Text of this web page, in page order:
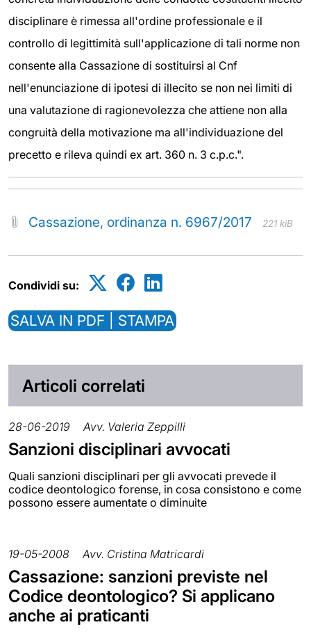
disciplinare è rimessa all'ordine professionale e il
controllo di legittimità sull'applicazione di tali norme non
consente alla Cassazione di sostituirsi al Cnf
nell'enunciazione di ipotesi di illecito se non nei limiti di
una valutazione di ragionevolezza che attiene non alla
congruità della motivazione ma all'individuazione del
precetto e rileva quindi ex art. 360 n. 3 c.p.c.".
Cassazione, ordinanza n. 6967/2017 221 kiB
Condividi su:
SALVA IN PDF | STAMPA
Articoli correlati
28-06-2019 Avv. Valeria Zeppilli
Sanzioni disciplinari avvocati
Quali sanzioni disciplinari per gli avvocati prevede il
codice deontologico forense, in cosa consistono e come
possono essere aumentate o diminuite
19-05-2008 Avv. Cristina Matricardi
Cassazione: sanzioni previste nel
Codice deontologico? Si applicano
anche ai praticanti